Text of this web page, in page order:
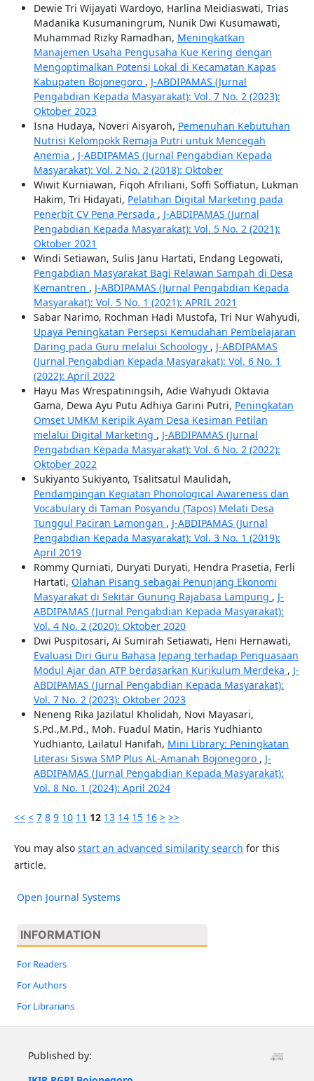
Dewie Tri Wijayati Wardoyo, Harlina Meidiaswati, Trias
Madanika Kusumaningrum, Nunik Dwi Kusumawati,
Muhammad Rizky Ramadhan, Meningkatkan
Manajemen Usaha Pengusaha Kue Kering dengan
Mengoptimalkan Potensi Lokal di Kecamatan Kapas
Kabupaten Bojonegoro , J-ABDIPAMAS (Jurnal
Pengabdian Kepada Masyarakat): Vol. 7 No. 2 (2023):
Oktober 2023
Isna Hudaya, Noveri Aisyaroh, Pemenuhan Kebutuhan
Nutrisi Kelompokk Remaja Putri untuk Mencegah
Anemia , J-ABDIPAMAS (Jurnal Pengabdian Kepada
Masyarakat): Vol. 2 No. 2 (2018): Oktober
Wiwit Kurniawan, Fiqoh Afriliani, Soffi Soffiatun, Lukman
Hakim, Tri Hidayati, Pelatihan Digital Marketing pada
Penerbit CV Pena Persada , J-ABDIPAMAS (Jurnal
Pengabdian Kepada Masyarakat): Vol. 5 No. 2 (2021):
Oktober 2021
Windi Setiawan, Sulis Janu Hartati, Endang Legowati,
Pengabdian Masyarakat Bagi Relawan Sampah di Desa
Kemantren , J-ABDIPAMAS (Jurnal Pengabdian Kepada
Masyarakat): Vol. 5 No. 1 (2021): APRIL 2021
Sabar Narimo, Rochman Hadi Mustofa, Tri Nur Wahyudi,
Upaya Peningkatan Persepsi Kemudahan Pembelajaran
Daring pada Guru melalui Schoology , J-ABDIPAMAS
(Jurnal Pengabdian Kepada Masyarakat): Vol. 6 No. 1
(2022): April 2022
Hayu Mas Wrespatiningsih, Adie Wahyudi Oktavia
Gama, Dewa Ayu Putu Adhiya Garini Putri, Peningkatan
Omset UMKM Keripik Ayam Desa Kesiman Petilan
melalui Digital Marketing , J-ABDIPAMAS (Jurnal
Pengabdian Kepada Masyarakat): Vol. 6 No. 2 (2022):
Oktober 2022
Sukiyanto Sukiyanto, Tsalitsatul Maulidah,
Pendampingan Kegiatan Phonological Awareness dan
Vocabulary di Taman Posyandu (Tapos) Melati Desa
Tunggul Paciran Lamongan , J-ABDIPAMAS (Jurnal
Pengabdian Kepada Masyarakat): Vol. 3 No. 1 (2019):
April 2019
Rommy Qurniati, Duryati Duryati, Hendra Prasetia, Ferli
Hartati, Olahan Pisang sebagai Penunjang Ekonomi
Masyarakat di Sekitar Gunung Rajabasa Lampung , J-
ABDIPAMAS (Jurnal Pengabdian Kepada Masyarakat):
Vol. 4 No. 2 (2020): Oktober 2020
Dwi Puspitosari, Ai Sumirah Setiawati, Heni Hernawati,
Evaluasi Diri Guru Bahasa Jepang terhadap Penguasaan
Modul Ajar dan ATP berdasarkan Kurikulum Merdeka , J-
ABDIPAMAS (Jurnal Pengabdian Kepada Masyarakat):
Vol. 7 No. 2 (2023): Oktober 2023
Neneng Rika Jazilatul Kholidah, Novi Mayasari,
S.Pd.,M.Pd., Moh. Fuadul Matin, Haris Yudhianto
Yudhianto, Lailatul Hanifah, Mini Library: Peningkatan
Literasi Siswa SMP Plus AL-Amanah Bojonegoro , J-
ABDIPAMAS (Jurnal Pengabdian Kepada Masyarakat):
Vol. 8 No. 1 (2024): April 2024
<< < 7 8 9 10 11 12 13 14 15 16 > >>
You may also start an advanced similarity search for this
article.
Open Journal Systems
INFORMATION
For Readers
For Authors
For Librarians
Published by: